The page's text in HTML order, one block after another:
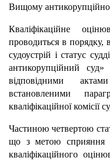
Вищому
Кваліфікаційне
проводиться в порядку,
судоустрій і статус
антикорупційний
відповідними
встановленими
кваліфікаційної комісії
Частиною четвертою
що з метою сприяння
кваліфікаційного